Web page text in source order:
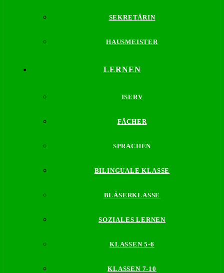
SEKRETÄRIN
HAUSMEISTER
LERNEN
ISERV
FÄCHER
SPRACHEN
BILINGUALE KLASSE
BLÄSERKLASSE
SOZIALES LERNEN
KLASSEN 5-6
KLASSEN 7-10